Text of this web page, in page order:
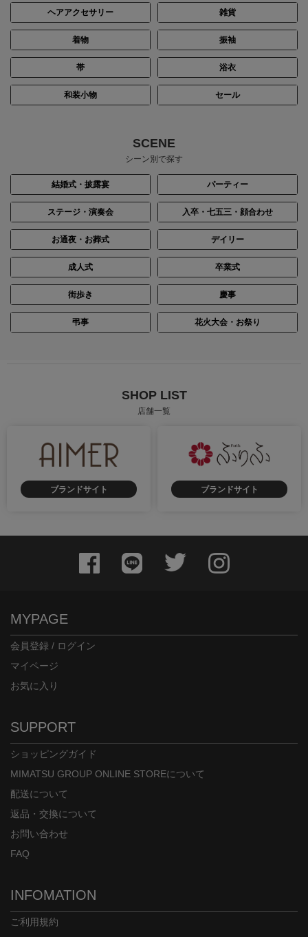
ヘアアクセサリー 雑貨
着物 振袖
帯 浴衣
和装小物 セール
SCENE
シーン別で探す
結婚式・披露宴 パーティー
ステージ・演奏会 入卒・七五三・顔合わせ
お通夜・お葬式 デイリー
成人式 卒業式
街歩き 慶事
弔事 花火大会・お祭り
SHOP LIST
店舗一覧
ブランドサイト ブランドサイト
MYPAGE
会員登録 / ログイン
マイページ
お気に入り
SUPPORT
ショッピングガイド
MIMATSU GROUP ONLINE STOREについて
配送について
返品・交換について
お問い合わせ
FAQ
INFOMATION
ご利用規約